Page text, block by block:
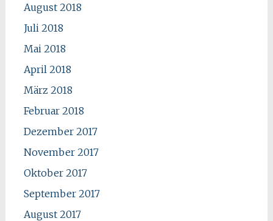
August 2018
Juli 2018
Mai 2018
April 2018
März 2018
Februar 2018
Dezember 2017
November 2017
Oktober 2017
September 2017
August 2017